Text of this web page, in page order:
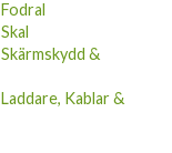
&
Kablar &